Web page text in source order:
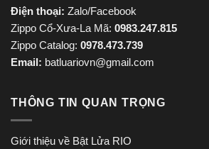
Điện thoại: Zalo/Facebook
Zippo Cổ-Xưa-La Mã: 0983.247.815
Zippo Catalog: 0978.473.739
Email: batluariovn@gmail.com
THÔNG TIN QUAN TRỌNG
Giới thiệu về Bật Lửa RIO